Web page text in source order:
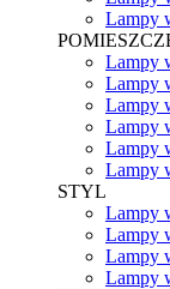
Lampy
Lampy
Lampy
Lampy
Lampy
Lampy
Lampy
STYL
Lampy
Lampy
Lampy
Lampy